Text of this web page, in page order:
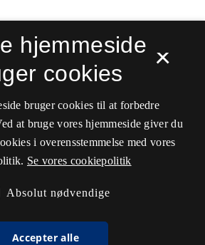
for sprog- og
×
hjemmeside
cookies
bruger cookies til at forbedre
at bruge vores hjemmeside giver du
i overensstemmelse med vores
Se vores cookiepolitik
Absolut nødvendige
Accepter alle